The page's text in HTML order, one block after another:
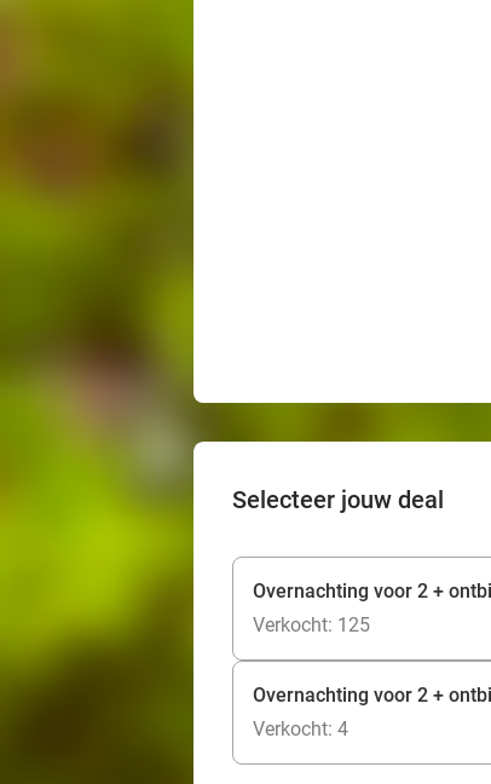
Selecteer jouw deal
Overnachting voor 2 +
Verkocht: 125
Overnachting voor 2 +
Verkocht: 4